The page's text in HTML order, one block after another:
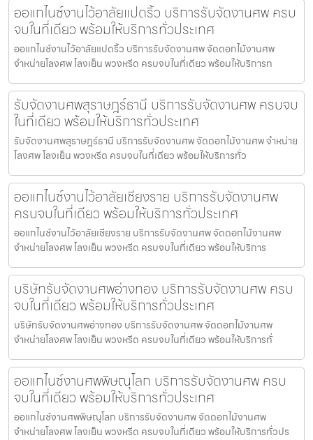
ออแกไนซ์งานไว้อาลัยแปดริ้ว บริการรับจัดงานศพ ครบ
จบในที่เดียว พร้อมให้บริการทั่วประเทศ
ออแกไนซ์งานไว้อาลัยแปดริ้ว บริการรับจัดงานศพ จัดดอกไม้งานศพ
จำหน่ายโลงศพ โลงเย็น พวงหรีด ครบจบในที่เดียว พร้อมให้บริการท
รับจัดงานศพสุราษฎร์ธานี บริการรับจัดงานศพ ครบจบ
ในที่เดียว พร้อมให้บริการทั่วประเทศ
รับจัดงานศพสุราษฎร์ธานี บริการรับจัดงานศพ จัดดอกไม้งานศพ จำหน่าย
โลงศพ โลงเย็น พวงหรีด ครบจบในที่เดียว พร้อมให้บริการทั่ว
ออแกไนซ์งานไว้อาลัยเชียงราย บริการรับจัดงานศพ
ครบจบในที่เดียว พร้อมให้บริการทั่วประเทศ
ออแกไนซ์งานไว้อาลัยเชียงราย บริการรับจัดงานศพ จัดดอกไม้งานศพ
จำหน่ายโลงศพ โลงเย็น พวงหรีด ครบจบในที่เดียว พร้อมให้บริการ
บริษัทรับจัดงานศพอ่างทอง บริการรับจัดงานศพ ครบ
จบในที่เดียว พร้อมให้บริการทั่วประเทศ
บริษัทรับจัดงานศพอ่างทอง บริการรับจัดงานศพ จัดดอกไม้งานศพ
จำหน่ายโลงศพ โลงเย็น พวงหรีด ครบจบในที่เดียว พร้อมให้บริการทั่
ออแกไนซ์งานศพพิษณุโลก บริการรับจัดงานศพ ครบ
จบในที่เดียว พร้อมให้บริการทั่วประเทศ
ออแกไนซ์งานศพพิษณุโลก บริการรับจัดงานศพ จัดดอกไม้งานศพ
จำหน่ายโลงศพ โลงเย็น พวงหรีด ครบจบในที่เดียว พร้อมให้บริการทั่วปร